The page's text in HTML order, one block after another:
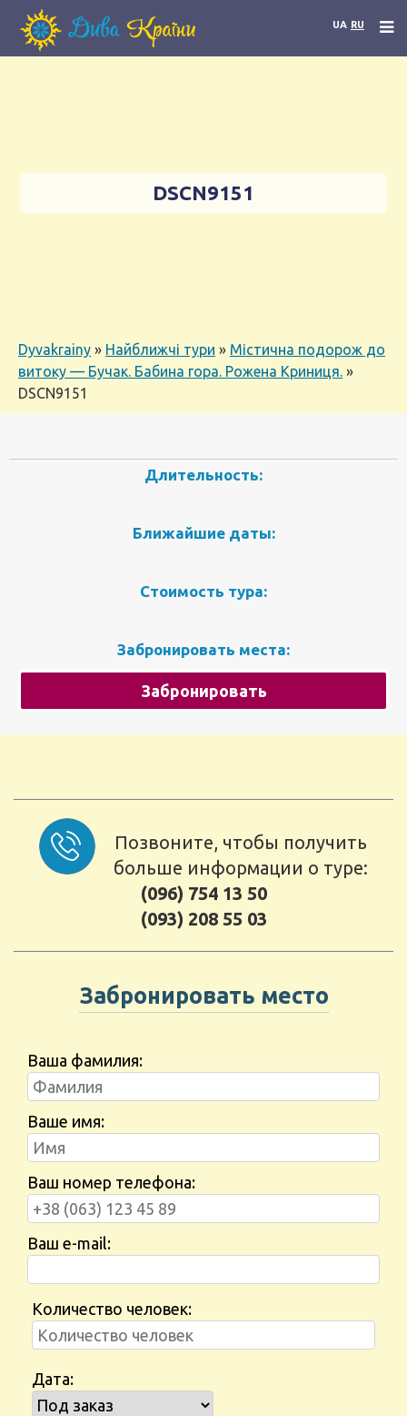
UA RU
DSCN9151
Dyvakrainy » Найближчі тури » Містична подорож до
витоку — Бучак. Бабина гора. Рожена Криниця. »
DSCN9151
Длительность:
Ближайшие даты:
Стоимость тура:
Забронировать места:
Забронировать
Позвоните, чтобы получить
больше информации о туре:
(096) 754 13 50
(093) 208 55 03
Забронировать место
Ваша фамилия:
Ваше имя:
Ваш номер телефона:
Ваш e-mail:
Количество человек:
Дата: